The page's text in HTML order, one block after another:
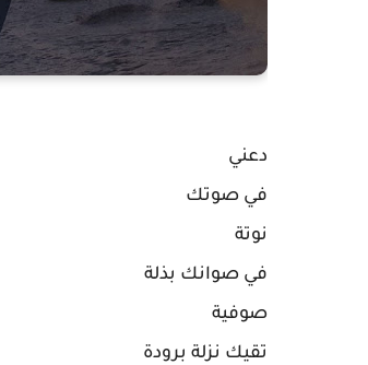
دعني
في صوتك
نوتة
في صوانك بذلة
صوفية
تقيك نزلة برودة